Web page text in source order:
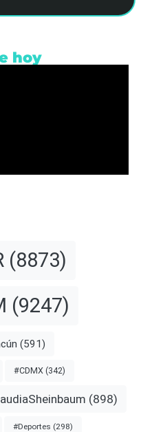
hoy
(8873)
(9247)
(591)
#CDMX (342)
(898)
#Deportes (298)